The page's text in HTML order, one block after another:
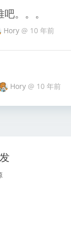
。。。
Hory @ 10 年前
Hory @ 10 年前